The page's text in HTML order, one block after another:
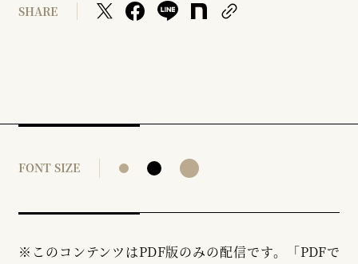
SHARE
FONT SIZE
※このコンテンツはPDF版のみの配信です。「PDFで